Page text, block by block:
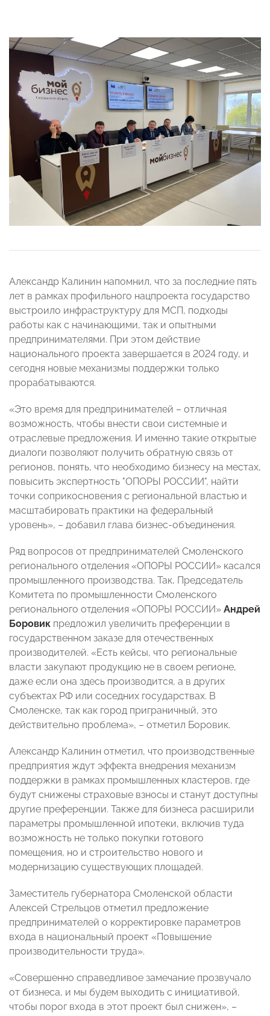
Александр Калинин напомнил, что за последние пять
лет в рамках профильного нацпроекта государство
выстроило инфраструктуру для МСП, подходы
работы как с начинающими, так и опытными
предпринимателями. При этом действие
национального проекта завершается в 2024 году, и
сегодня новые механизмы поддержки только
прорабатываются.
«Это время для предпринимателей – отличная
возможность, чтобы внести свои системные и
отраслевые предложения. И именно такие открытые
диалоги позволяют получить обратную связь от
регионов, понять, что необходимо бизнесу на местах,
повысить экспертность "ОПОРЫ РОССИИ", найти
точки соприкосновения с региональной властью и
масштабировать практики на федеральный
уровень», – добавил глава бизнес-объединения.
Ряд вопросов от предпринимателей Смоленского
регионального отделения «ОПОРЫ РОССИИ» касался
промышленного производства. Так, Председатель
Комитета по промышленности Смоленского
регионального отделения «ОПОРЫ РОССИИ» Андрей
Боровик предложил увеличить преференции в
государственном заказе для отечественных
производителей. «Есть кейсы, что региональные
власти закупают продукцию не в своем регионе,
даже если она здесь производится, а в других
субъектах РФ или соседних государствах. В
Смоленске, так как город приграничный, это
действительно проблема», – отметил Боровик.
Александр Калинин отметил, что производственные
предприятия ждут эффекта внедрения механизм
поддержки в рамках промышленных кластеров, где
будут снижены страховые взносы и станут доступны
другие преференции. Также для бизнеса расширили
параметры промышленной ипотеки, включив туда
возможность не только покупки готового
помещения, но и строительство нового и
модернизацию существующих площадей.
Заместитель губернатора Смоленской области
Алексей Стрельцов отметил предложение
предпринимателей о корректировке параметров
входа в национальный проект «Повышение
производительности труда».
«Совершенно справедливое замечание прозвучало
от бизнеса, и мы будем выходить с инициативой,
чтобы порог входа в этот проект был снижен», –